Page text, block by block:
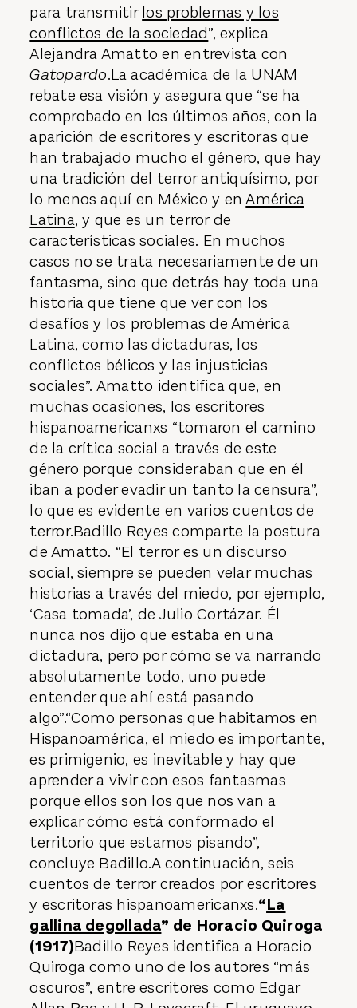
para transmitirlos problemas y los
conflictos de la sociedad”, explica
Alejandra Amatto en entrevista con
Gatopardo.La académica de la UNAM
rebate esa visión y asegura que “se ha
comprobado en los últimos años, con la
aparición de escritores y escritoras que
han trabajado mucho el género, que hay
una tradición del terror antiquísimo, por
lo menos aquí en México y enAmérica
Latina, y que es un terror de
características sociales. En muchos
casos no se trata necesariamente de un
fantasma, sino que detrás hay toda una
historia que tiene que ver con los
desafíos y los problemas de América
Latina, como las dictaduras, los
conflictos bélicos y las injusticias
sociales”. Amatto identifica que, en
muchas ocasiones, los escritores
hispanoamericanxs “tomaron el camino
de la crítica social a través de este
género porque consideraban que en él
iban a poder evadir un tanto la censura”,
lo que es evidente en varios cuentos de
terror.Badillo Reyes comparte la postura
de Amatto. “El terror es un discurso
social, siempre se pueden velar muchas
historias a través del miedo, por ejemplo,
‘Casa tomada’, de Julio Cortázar. Él
nunca nos dijo que estaba en una
dictadura, pero por cómo se va narrando
absolutamente todo, uno puede
entender que ahí está pasando
algo”.“Como personas que habitamos en
Hispanoamérica, el miedo es importante,
es primigenio, es inevitable y hay que
aprender a vivir con esos fantasmas
porque ellos son los que nos van a
explicar cómo está conformado el
territorio que estamos pisando”,
concluye Badillo.A continuación, seis
cuentos de terror creados por escritores
y escritoras hispanoamericanxs.“La
gallina degollada” de Horacio Quiroga
(1917)Badillo Reyes identifica a Horacio
Quiroga como uno de los autores “más
oscuros”, entre escritores como Edgar